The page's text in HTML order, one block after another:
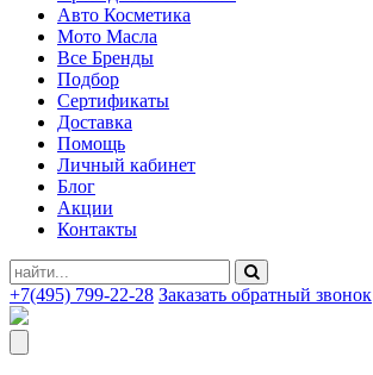
Авто Косметика
Мото Масла
Все Бренды
Подбор
Сертификаты
Доставка
Помощь
Личный кабинет
Блог
Акции
Контакты
+7(495) 799-22-28 Заказать обратный звонок